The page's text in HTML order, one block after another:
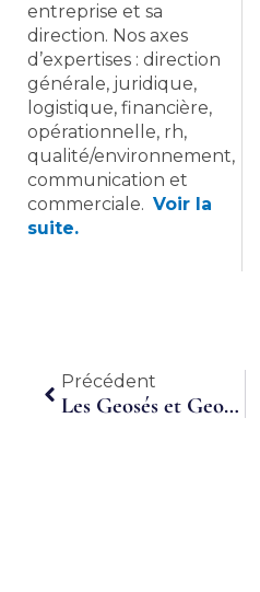
entreprise et sa
direction. Nos axes
d’expertises : direction
générale, juridique,
logistique, financière,
opérationnelle, rh,
qualité/environnement,
communication et
commerciale. Voir la
suite.
Précédent
Précédent
Les Geosés et Geosettes – Sarah, chargée RH à temps partagé